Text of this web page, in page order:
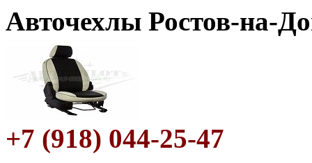
Авточехлы Ростов-на-
+7 (918) 044-25-47